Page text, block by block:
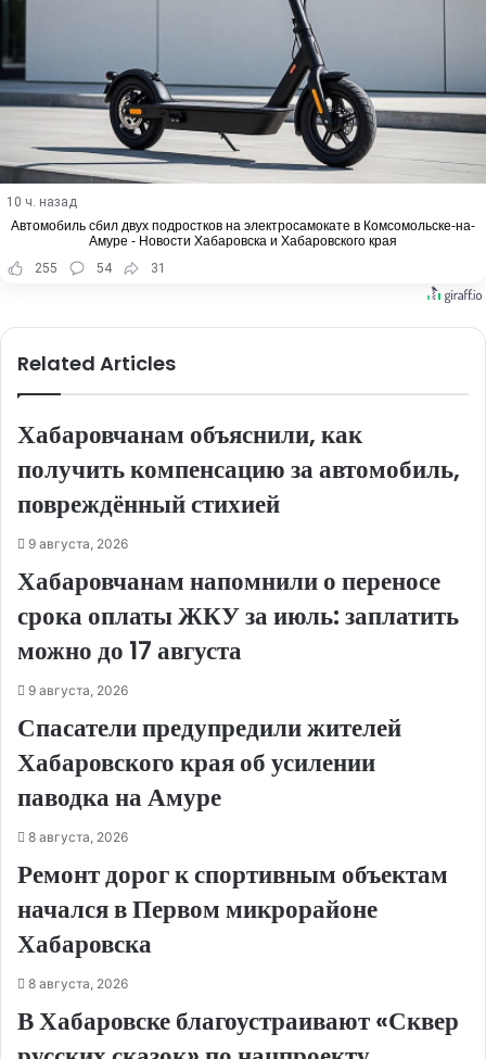
10 ч. назад
Автомобиль сбил двух подростков на электросамокате в Комсомольске-на-
Амуре - Новости Хабаровска и Хабаровского края
255
54 31
Related Articles
Хабаровчанам объяснили, как
получить компенсацию за автомобиль,
повреждённый стихией
9 августа, 2026
Хабаровчанам напомнили о переносе
срока оплаты ЖКУ за июль: заплатить
можно до 17 августа
9 августа, 2026
Спасатели предупредили жителей
Хабаровского края об усилении
паводка на Амуре
8 августа, 2026
Ремонт дорог к спортивным объектам
начался в Первом микрорайоне
Хабаровска
8 августа, 2026
В Хабаровске благоустраивают «Сквер